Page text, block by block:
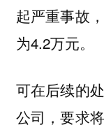
起严重事故
为4.2万元。
可在后续的
公司，要求